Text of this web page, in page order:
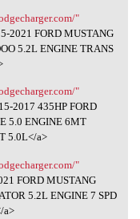
"
2021 FORD MUSTANG
5.2L ENGINE TRANS
"
2017 435HP FORD
5.0 ENGINE 6MT
5.0L</a>
"
FORD MUSTANG
5.2L ENGINE 7 SPD
a>